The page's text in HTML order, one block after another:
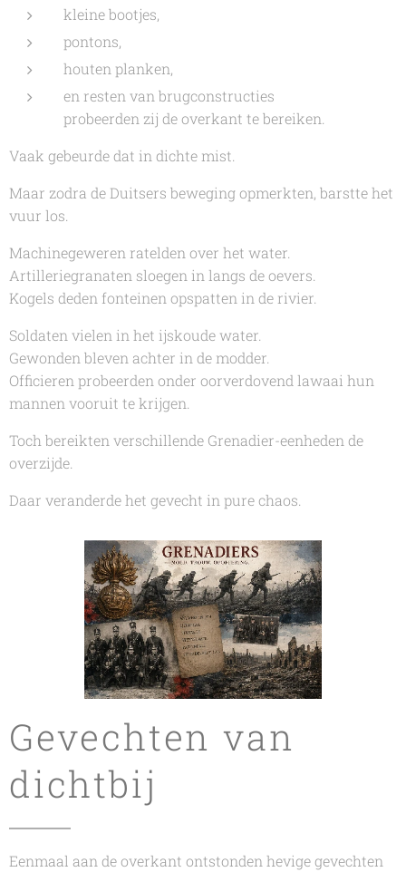
kleine bootjes,
pontons,
houten planken,
en resten van brugconstructies
probeerden zij de overkant te bereiken.
Vaak gebeurde dat in dichte mist.
Maar zodra de Duitsers beweging opmerkten, barstte het
vuur los.
Machinegeweren ratelden over het water.
Artilleriegranaten sloegen in langs de oevers.
Kogels deden fonteinen opspatten in de rivier.
Soldaten vielen in het ijskoude water.
Gewonden bleven achter in de modder.
Officieren probeerden onder oorverdovend lawaai hun
mannen vooruit te krijgen.
Toch bereikten verschillende Grenadier-eenheden de
overzijde.
Daar veranderde het gevecht in pure chaos.
Gevechten van
dichtbij
Eenmaal aan de overkant ontstonden hevige gevechten